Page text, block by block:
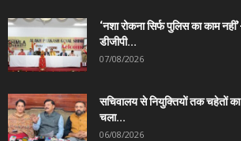
‘नशा रोकना सिर्फ पुलिस का काम
डीजीपी...
07/08/2026
सचिवालय से नियुक्तियों तक चहेतों
चला...
06/08/2026